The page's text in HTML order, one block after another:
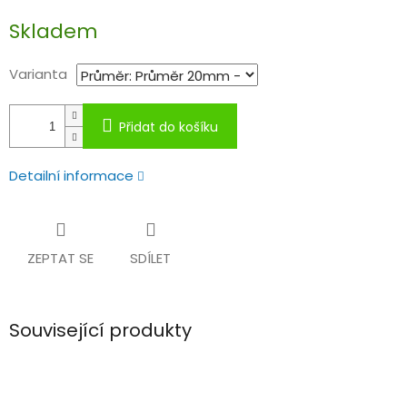
cena:
Skladem
Varianta
Přidat do košíku
Detailní informace
ZEPTAT SE SDÍLET
Související produkty